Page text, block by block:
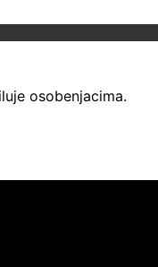
osobenjacima.